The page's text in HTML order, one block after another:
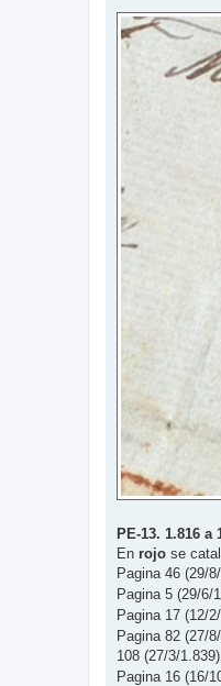
PE-13. 1.816 a
En rojo se
Pagina 46 (29/
Pagina 5 (29/6/
Pagina 17 (12/
Pagina 82 (27/
108 (27/3/
Pagina 16 (16/